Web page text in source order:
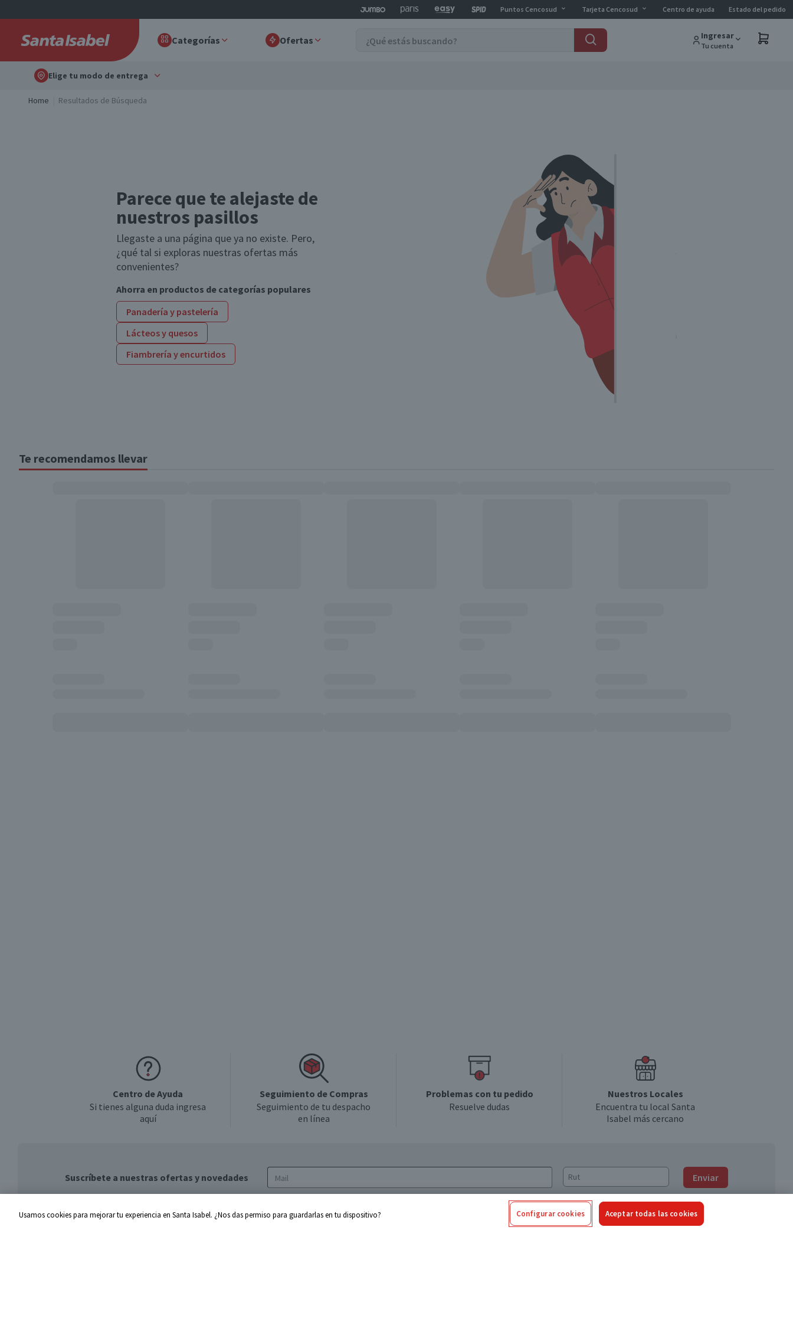
Puntos Cencosud Tarjeta Cencosud Centro de ayuda Estado del pedido
Categorías Ofertas Ingresar
Tu cuenta
Elige tu modo de entrega
Home Resultados de Búsqueda
Parece que te alejaste de
nuestros pasillos
Llegaste a una página que ya no existe. Pero,
¿qué tal si exploras nuestras ofertas más
convenientes?
Ahorra en productos de categorías populares
Panadería y pastelería
Lácteos y quesos
Fiambrería y encurtidos
Te recomendamos llevar
Centro de Ayuda
Si tienes alguna duda ingresa
aquí
Seguimiento de Compras
Seguimiento de tu despacho
en línea
Problemas con tu pedido
Resuelve dudas
Nuestros Locales
Encuentra tu local Santa
Isabel más cercano
Suscríbete a nuestras ofertas y novedades Enviar
de privacidad y de tratamiento de datos
Usamos cookies para mejorar tu experiencia en Santa Isabel. ¿Nos das permiso para guardarlas en tu dispositivo? Configurar cookies Aceptar todas las cookies